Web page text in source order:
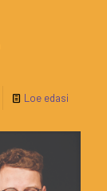
Loe edasi